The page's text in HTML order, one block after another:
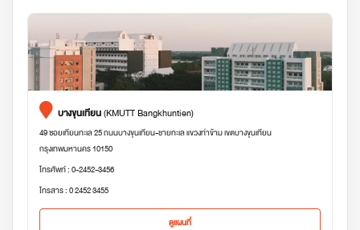
บางขุนเทียน(KMUTT Bangkhuntien)
49 ซอยเทียนทะเล 25 ถนนบางขุนเทียน-ชายทะเล แขวงท่าข้าม เขตบางขุนเทียน
กรุงเทพมหานคร 10150
โทรศัพท์ : 0-2452-3456
โทรสาร : 0 2452 3455
ดูแผนที่